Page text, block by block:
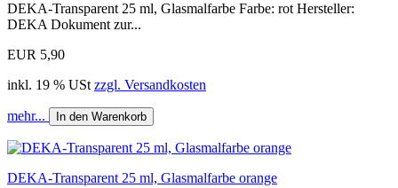
DEKA-Transparent 25 ml, Glasmalfarbe Farbe: rot Hersteller:
DEKA Dokument zur...
EUR 5,90
inkl. 19 % USt zzgl. Versandkosten
mehr... In den Warenkorb
DEKA-Transparent 25 ml, Glasmalfarbe orange